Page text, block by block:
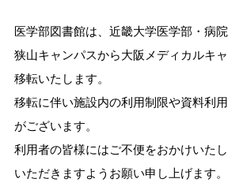
医学部図書館は、近畿大学医学部・病
狭山キャンパスから大阪メディカルキ
移転いたします。
移転に伴い施設内の利用制限や資料利
がございます。
利用者の皆様にはご不便をおかけいた
いただきますようお願い申し上げます。